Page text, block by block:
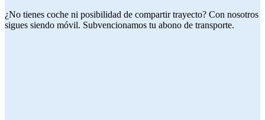
¿No tienes coche ni posibilidad de compartir trayecto? Con nosotros
sigues siendo móvil. Subvencionamos tu abono de transporte.